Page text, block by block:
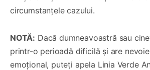
circumstanțele cazului.
NOTĂ: Dacă dumneavoastră sau
printr-o perioadă dificilă și are
emoțional, puteți apela Linia Verde